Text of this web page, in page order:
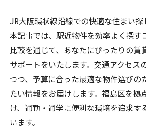
JR大阪環状線沿線での快適な住まい
本記事では、駅近物件を効率よく探す
比較を通じて、あなたにぴったりの賃
サポートをいたします。交通アクセス
つつ、予算に合った最適な物件選びの
たい情報をお届けします。福島区を拠
け、通勤・通学に便利な環境を追求す
います。